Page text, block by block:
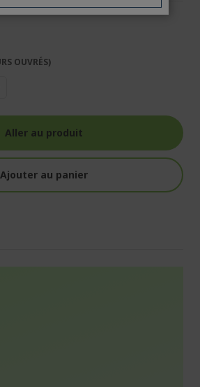
OUVRÉS)
Aller au produit
Ajouter au panier